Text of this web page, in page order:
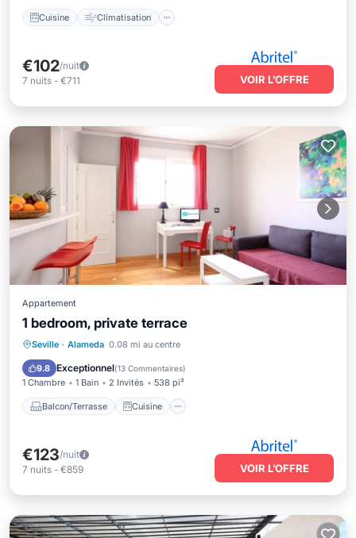
Cuisine Climatisation
€102/nuit
7 nuits - €711 VOIR L’OFFRE
Appartement
1 bedroom, private terrace
Seville · Alameda 0.08 mi au centre
9.8 Exceptionnel(13 Commentaires)
1 Chambre 1 Bain 2 Invités 538 pi²
Balcon/Terrasse Cuisine
Balcon/Terrasse
Cuisine
Climatisation
Internet
€123/nuit
7 nuits - €859 VOIR L’OFFRE